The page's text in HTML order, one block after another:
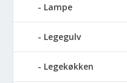
Lampe
Legegulv
Legekøkken